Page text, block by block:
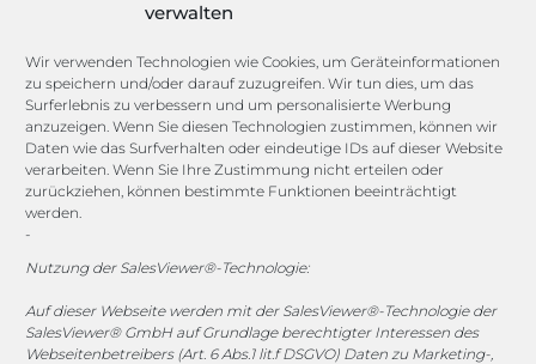
verwalten
Wir verwenden Technologien wie Cookies, um Geräteinformationen
zu speichern und/oder darauf zuzugreifen. Wir tun dies, um das
Surferlebnis zu verbessern und um personalisierte Werbung
anzuzeigen. Wenn Sie diesen Technologien zustimmen, können wir
Daten wie das Surfverhalten oder eindeutige IDs auf dieser Website
verarbeiten. Wenn Sie Ihre Zustimmung nicht erteilen oder
zurückziehen, können bestimmte Funktionen beeinträchtigt
werden.
-
Nutzung der SalesViewer®-Technologie:
Auf dieser Webseite werden mit der SalesViewer®-Technologie der
SalesViewer® GmbH auf Grundlage berechtigter Interessen des
Webseitenbetreibers (Art. 6 Abs.1 lit.f DSGVO) Daten zu Marketing-,
Target Group Fitting
Licence Manager
Lexicon
Channels
vertrieb@megasoft.de
+49 2173 265 06 0
Mo. - Do. 08:00 - 17:00 Uhr
Fr. 08:00 - 15:00 Uhr